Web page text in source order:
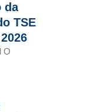
da
TSE
O